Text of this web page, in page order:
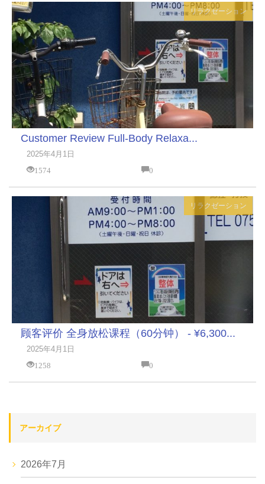
リラクゼーション
Customer Review Full-Body Relaxa...
2025年4月1日
1574
0
リラクゼーション
顾客评价 全身放松课程（60分钟） - ¥6,300...
2025年4月1日
1258
0
アーカイブ
2026年7月